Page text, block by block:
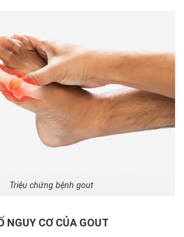
Triệu chứng bệnh gout
NGUY CƠ CỦA GOUT